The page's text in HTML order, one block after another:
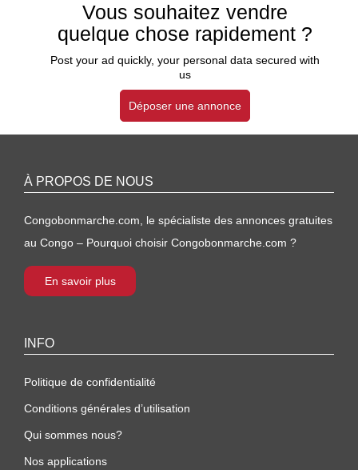
Vous souhaitez vendre
quelque chose rapidement ?
Post your ad quickly, your personal data secured with
us
Déposer une annonce
À PROPOS DE NOUS
Congobonmarche.com, le spécialiste des annonces gratuites
au Congo – Pourquoi choisir Congobonmarche.com ?
En savoir plus
INFO
Politique de confidentialité
Conditions générales d’utilisation
Qui sommes nous?
Nos applications